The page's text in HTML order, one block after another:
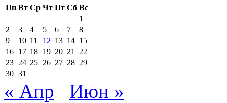
Пн Вт Ср Чт Пт Сб Вс
1
2
3 4 5 6 7
8
9
10 11 12 13 14 15
16 17 18 19 20 21
22
23 24 25 26 27 28 29
30 31
« Апр Июн »